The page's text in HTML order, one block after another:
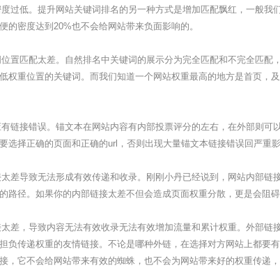
过低。提升网站关键词排名的另一种方式是增加匹配飘红，一般
的密度达到20%也不会给网站带来负面影响的。
置匹配太差。自然排名中关键词的展示分为完全匹配和不完全匹配
权重位置的关键词。而我们知道一个网站权重最高的地方是首页
链接错误。锚文本在网站内容有内部投票评分的左右，在外部则可
选择正确的页面和正确的url，否则出现大量锚文本链接错误回严重
差导致无法形成有效传递和收录。刚刚小丹已经说到，网站内部链
路径。如果你的内部链接太差不但会造成页面权重分散，更是会阻
差，导致内容无法有效收录无法有效增加流量和累计权重。外部链
负传递权重的友情链接。不论是哪种外链，在选择对方网站上都要
，它不会给网站带来有效的蜘蛛，也不会为网站带来好的权重传递